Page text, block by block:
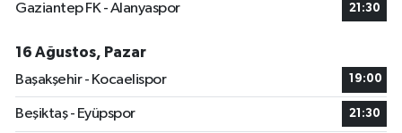
Gaziantep FK - Alanyaspor 21:30
16 Ağustos, Pazar
Başakşehir - Kocaelispor
19:00
Beşiktaş - Eyüpspor 21:30